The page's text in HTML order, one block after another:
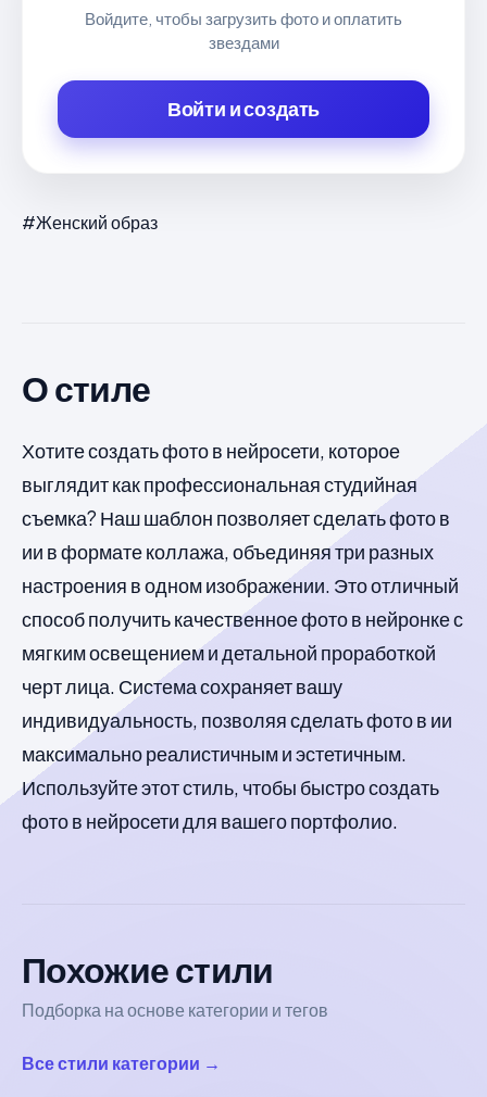
Войдите, чтобы загрузить фото и оплатить
звездами
Войти и создать
#Женский образ
О стиле
Хотите создать фото в нейросети, которое
выглядит как профессиональная студийная
съемка? Наш шаблон позволяет сделать фото в
ии в формате коллажа, объединяя три разных
настроения в одном изображении. Это отличный
способ получить качественное фото в нейронке с
мягким освещением и детальной проработкой
черт лица. Система сохраняет вашу
индивидуальность, позволяя сделать фото в ии
максимально реалистичным и эстетичным.
Используйте этот стиль, чтобы быстро создать
фото в нейросети для вашего портфолио.
Похожие стили
Подборка на основе категории и тегов
Все стили категории →